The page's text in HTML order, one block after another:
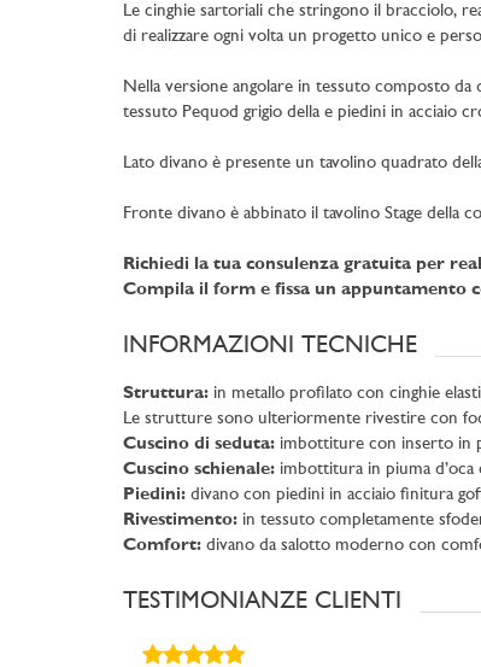
Le cinghie sartoriali che stringono il bracciolo,
di realizzare ogni volta un progetto unico e
Nella versione angolare in tessuto composto
tessuto Pequod grigio della e piedini in acciaio
Lato divano è presente un tavolino quadrato
Fronte divano è abbinato il tavolino Stage della
Richiedi la tua consulenza gratuita per
Compila il form e fissa un appuntamento
INFORMAZIONI TECNICHE
Struttura: in metallo profilato con cinghie
Le strutture sono ulteriormente rivestire con
Cuscino di seduta: imbottiture con inserto in
Cuscino schienale: imbottitura in piuma d’oca
Piedini: divano con piedini in acciaio finitura
Rivestimento: in tessuto completamente
Comfort: divano da salotto moderno con
TESTIMONIANZE CLIENTI